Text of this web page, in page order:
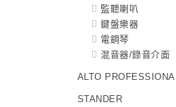
監聽喇叭
鍵盤樂器
電鋼琴
混音器/錄音介面
ALTO
STANDER